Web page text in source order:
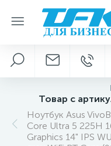
Товар с
Ноутбук Asus
Core Ultra 5 225H
Graphics 14" IPS